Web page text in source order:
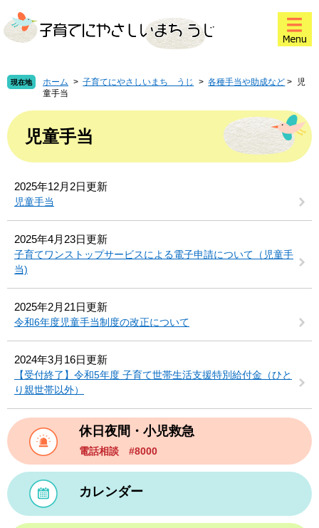
ー
ジ
。
ニ
ュ
て
本
現在地 ホーム > 子育てにやさしいまち うじ > 各種手当や助成など >
児
童手当
本
文
児童手当
2025年12月2日更新
児童手当
2025年4月23日更新
子育てワンストップサービスによる電子申請について（児童手
当)
2025年2月21日更新
令和6年度児童手当制度の改正について
2024年3月16日更新
【受付終了】令和5年度 子育て世帯生活支援特別給付金（ひと
り親世帯以外）
休日夜間・小児救急
電話相談 #8000
カレンダー